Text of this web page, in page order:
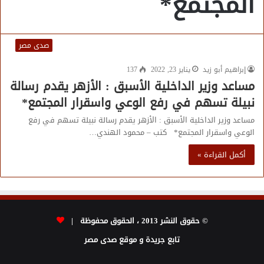
صدى مصر
إبراهيم أبو زيد
يناير 23, 2022 137
مساعد وزير الداخلية الأسبق : الأزهر يقدم رسالة
نبيلة تسهم في رفع الوعي واسقرار المجتمع*
مساعد وزير الداخلية الأسبق : الأزهر يقدم رسالة نبيلة تسهم في رفع
الوعي واسقرار المجتمع* كتب – محمود الهندي…
أكمل القراءة »
© حقوق النشر 2013 ، الحقوق محفوظة |
تابع جريدة و موقع صدى مصر